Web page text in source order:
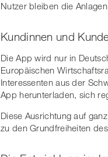
Nutzer bleiben die
Kundinnen und
Die App wird nur in
Europäischen
Interessenten aus der
App herunterladen, sich
Diese Ausrichtung auf
zu den Grundfreiheiten